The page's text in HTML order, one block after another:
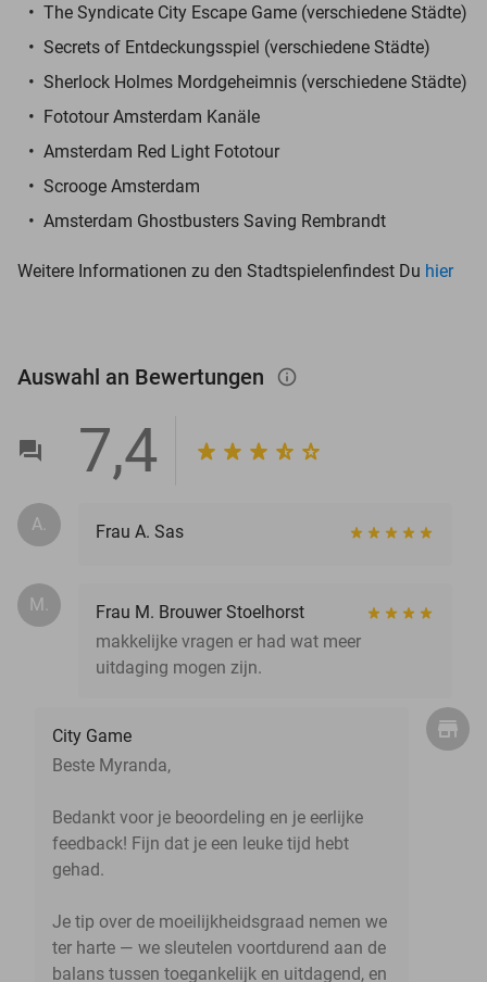
The Syndicate City Escape Game (verschiedene Städte)
Secrets of Entdeckungsspiel (verschiedene Städte)
Sherlock Holmes Mordgeheimnis (verschiedene Städte)
Fototour Amsterdam Kanäle
Amsterdam Red Light Fototour
Scrooge Amsterdam
Amsterdam Ghostbusters Saving Rembrandt
Weitere Informationen zu den Stadtspielenfindest Du hier
Auswahl an Bewertungen info_outlined
7,4
A. Frau A. Sas
M.
Frau M. Brouwer Stoelhorst
makkelijke vragen er had wat meer
uitdaging mogen zijn.
City Game
Beste Myranda,
Bedankt voor je beoordeling en je eerlijke
feedback! Fijn dat je een leuke tijd hebt
gehad.
Je tip over de moeilijkheidsgraad nemen we
ter harte — we sleutelen voortdurend aan de
balans tussen toegankelijk en uitdagend, en